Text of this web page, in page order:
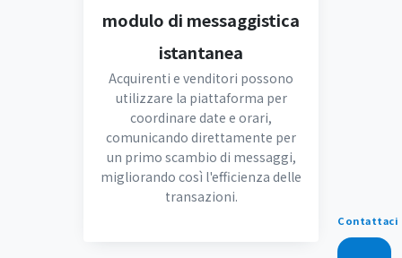
modulo di messaggistica
istantanea
Acquirenti e venditori possono
utilizzare la piattaforma per
coordinare date e orari,
comunicando direttamente per
un primo scambio di messaggi,
migliorando così l'efficienza delle
transazioni.
Contattaci